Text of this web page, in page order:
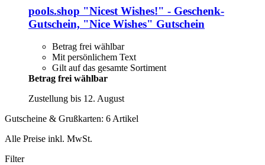
pools.shop "Nicest Wishes!" -​ Geschenk-​
Gutschein, "Nice Wishes" Gutschein
Betrag frei wählbar
Mit persönlichem Text
Gilt auf das gesamte Sortiment
Betrag frei wählbar
Zustellung bis 12. August
Gutscheine & Grußkarten: 6 Artikel
Alle Preise inkl. MwSt.
Filter